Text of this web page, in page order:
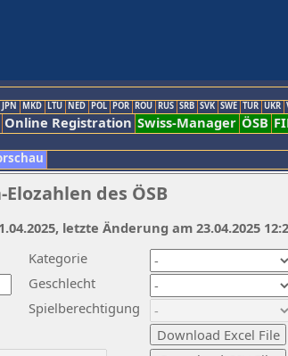
JPN MKD LTU NED POL POR ROU RUS SRB SVK SWE TUR UKR
Online Registration Swiss-Manager ÖSB
des ÖSB
Kategorie
Geschlecht
Spielberechtigung
letzte Änderung am 23.04.2025